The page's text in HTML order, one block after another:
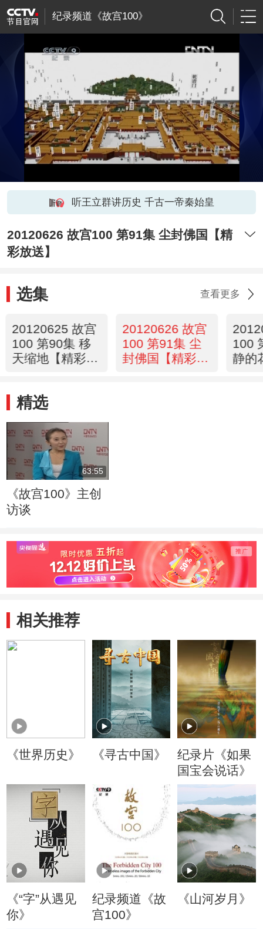
纪录频道《故宫100》
听王立群讲历史 千古一帝秦始皇
20120626 故宫100 第91集 尘封佛国【精
彩放送】
选集 查看更多
20120625 故宫
100 第90集 移
天缩地【精彩放
20120626 故宫
100 第91集 尘
封佛国【精彩放
100
静的
精选
63:55
《故宫100》主创
访谈
相关推荐
《世界历史》 《寻古中国》
纪录片《如果
国宝会说话》
《“字”从遇见
你》
纪录频道《故
宫100》
《山河岁月》